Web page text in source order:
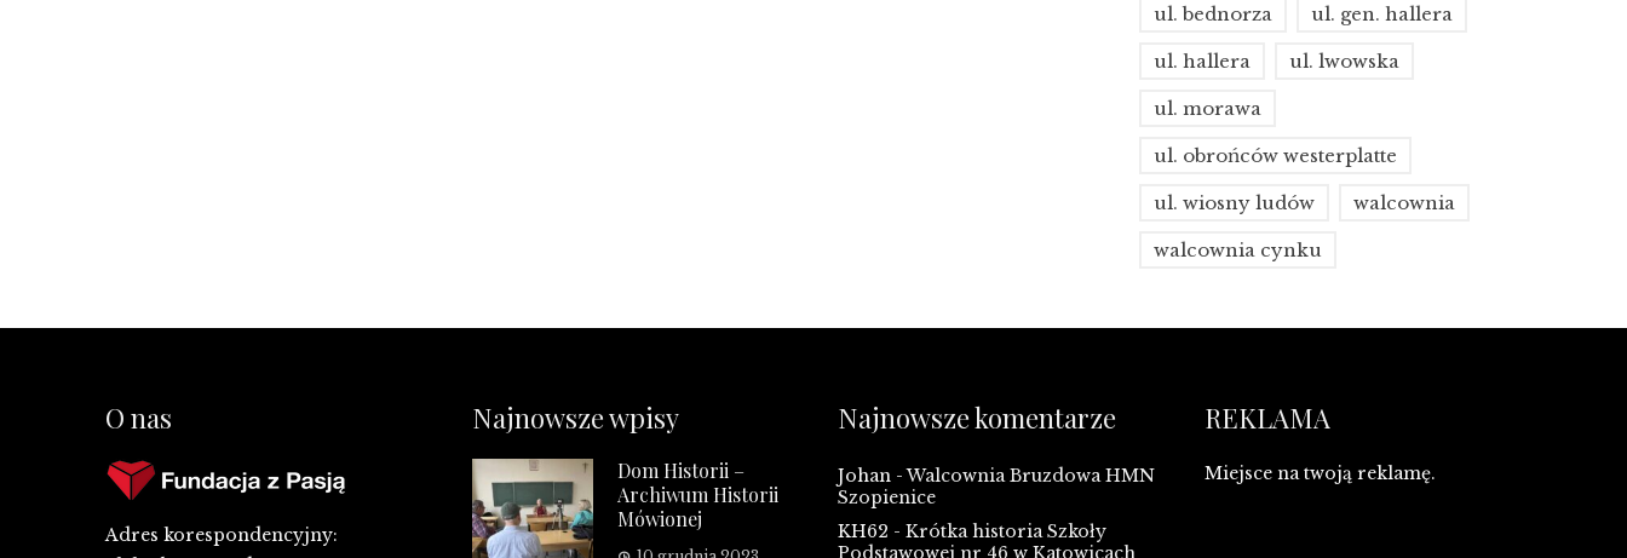
ul. bednorza ul. gen. hallera
ul. hallera ul. lwowska
ul. morawa
ul. obrońców westerplatte
ul. wiosny ludów walcownia
walcownia cynku
O nas
Adres korespondencyjny:
Najnowsze wpisy
Dom Historii –
Archiwum Historii
Mówionej
Najnowsze komentarze
Johan -Walcownia Bruzdowa HMN
Szopienice
KH62 - Krótka historia Szkoły
Podstawowej nr 46 w Katowicach
REKLAMA
Miejsce na twoją reklamę.